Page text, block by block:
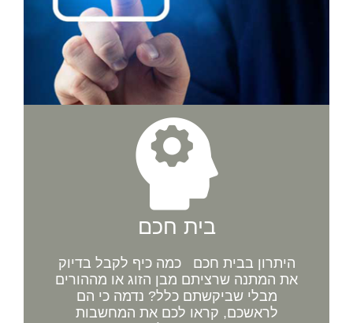
בית חכם
היתרון בבית חכם כמה כיף לקבל בדיוק
את המתנה שרציתם מבן הזוג או מההורים
מבלי שביקשתם כלל? נדמה כי הם
לראשכם, קראו לכם את המחשבות